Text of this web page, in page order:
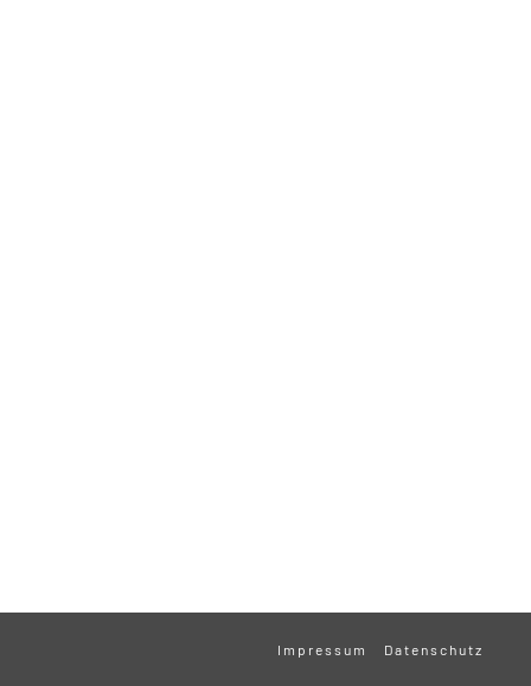
Impressum Datenschutz